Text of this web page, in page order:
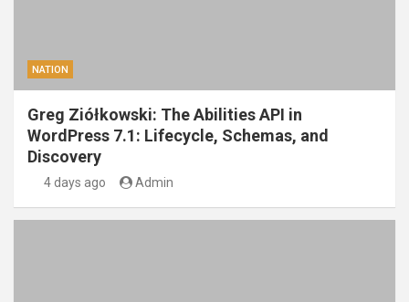
NATION
Greg Ziółkowski: The Abilities API in
WordPress 7.1: Lifecycle, Schemas, and
Discovery
4 days ago Admin